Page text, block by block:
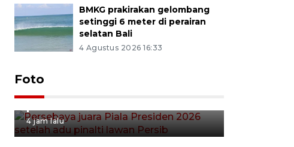
BMKG prakirakan gelombang
setinggi 6 meter di perairan
selatan Bali
4 Agustus 2026 16:33
Foto
Persebaya juara Piala
Presiden 2026 setelah adu
4 jam lalu